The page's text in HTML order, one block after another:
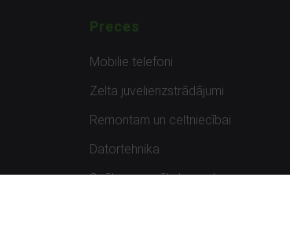
Preces
Mobilie telefoni
Zelta juvelierizstrādājumi
Remontam un celtniecībai
Datortehnika
Spēles un spēļu konsoles